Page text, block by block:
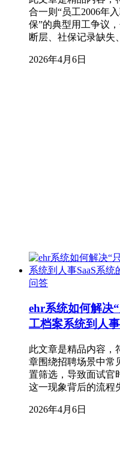
合一则“员工2006年
保”的典型用工争议
断层、社保记录缺
2026年4月6日
问答
ehr系统如何解决
工档案系统到人
此文章是精品内容，
章围绕招聘场景中常
置筛选，导致面试官
这一现象背后的流
2026年4月6日